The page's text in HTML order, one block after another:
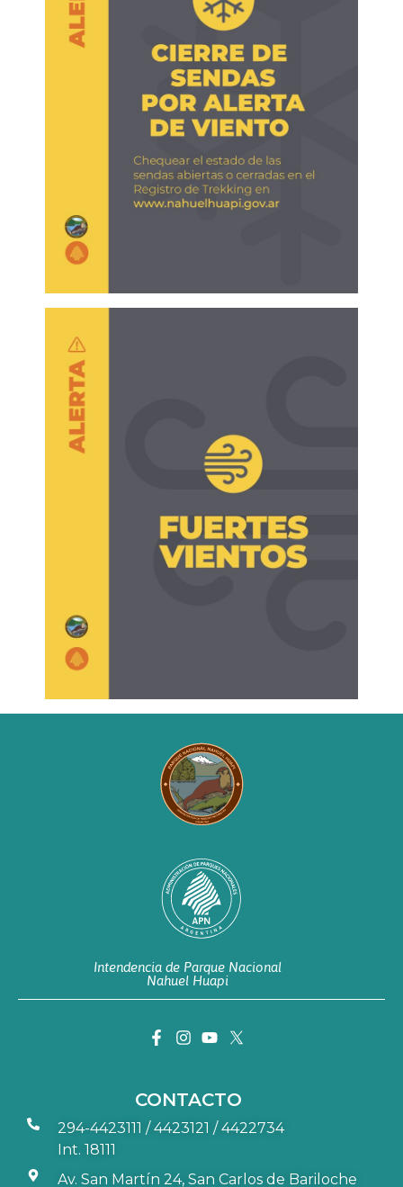
Intendencia de Parque Nacional
Nahuel Huapi
CONTACTO
294-4423111 / 4423121 / 4422734
Int. 18111
Av. San Martín 24, San Carlos de Bariloche